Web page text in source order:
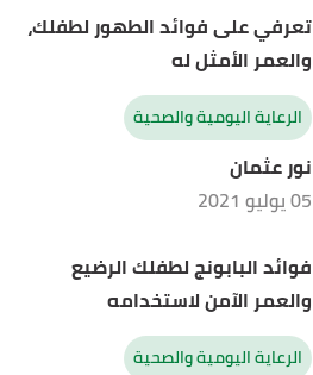
تعرفي على فوائد الطهور لطفلك،
والعمر الأمثل له
الرعاية اليومية والصحية
نور عثمان
05 يوليو 2021
فوائد البابونج لطفلك الرضيع
والعمر الآمن لاستخدامه
الرعاية اليومية والصحية